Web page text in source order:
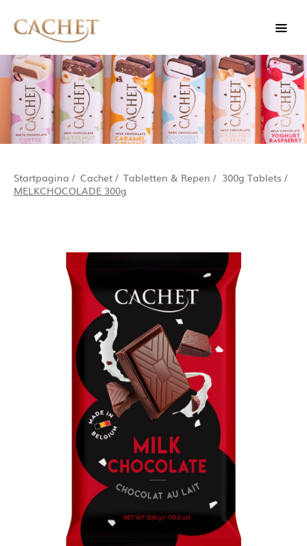
Startpagina / Cachet / Tabletten & Repen / 300g Tablets /
MELKCHOCOLADE 300g